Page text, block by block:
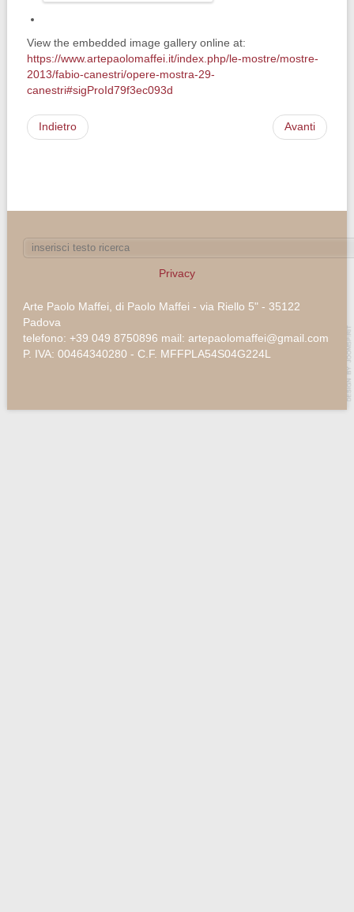
View the embedded image gallery online at:
https://www.artepaolomaffei.it/index.php/le-mostre/mostre-
2013/fabio-canestri/opere-mostra-29-
canestri#sigProId79f3ec093d
Indietro Avanti
Privacy
Arte Paolo Maffei, di Paolo Maffei - via Riello 5" - 35122
Padova
telefono: +39 049 8750896 mail: artepaolomaffei@gmail.com
P. IVA: 00464340280 - C.F. MFFPLA54S04G224L